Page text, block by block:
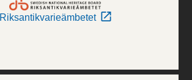
Riksantikvarieämbetet